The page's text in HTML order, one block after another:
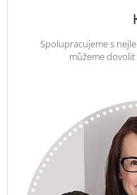
Spolupracujeme s
můžeme